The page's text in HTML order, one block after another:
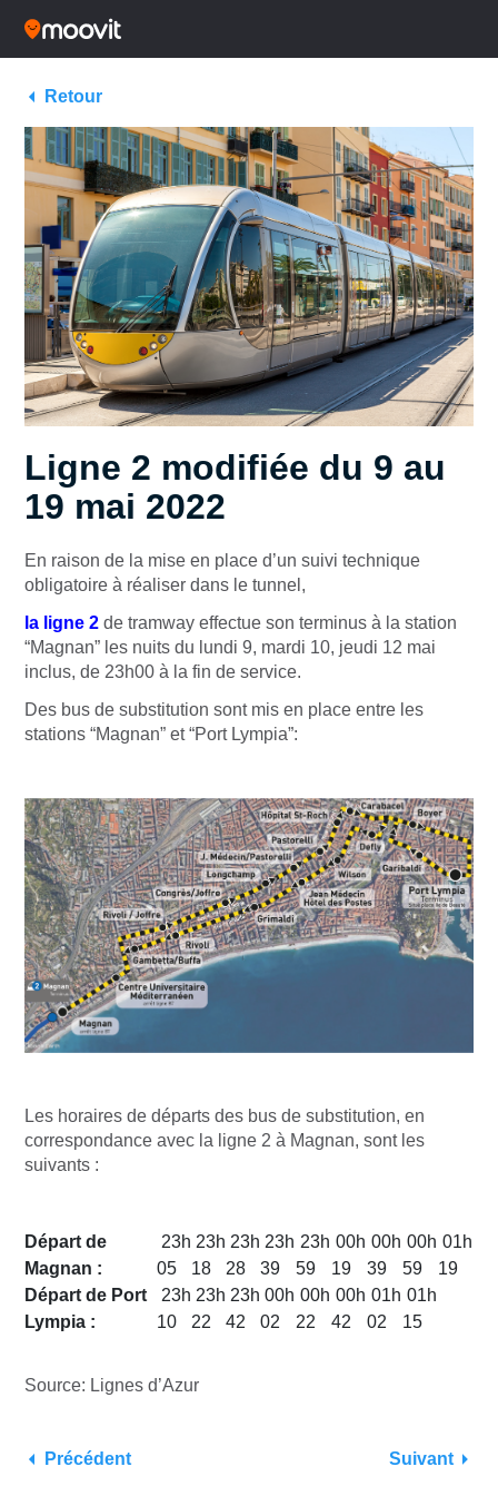
Retour
Ligne 2 modifiée du 9 au
19 mai 2022
En raison de la mise en place d’un suivi technique
obligatoire à réaliser dans le tunnel,
la ligne 2 de tramway effectue son terminus à la station
“Magnan” les nuits du lundi 9, mardi 10, jeudi 12 mai
inclus, de 23h00 à la fin de service.
Des bus de substitution sont mis en place entre les
stations “Magnan” et “Port Lympia”:
Les horaires de départs des bus de substitution, en
correspondance avec la ligne 2 à Magnan, sont les
suivants :
Départ de
Magnan :
23h
05
23h
18
23h
28
23h
39
23h
59
00h
19
00h
39
00h
59
01h
19
Départ de Port
Lympia :
23h
10
23h
22
23h
42
00h
02
00h
22
00h
42
01h
02
01h
15
Source: Lignes d’Azur
Précédent Suivant